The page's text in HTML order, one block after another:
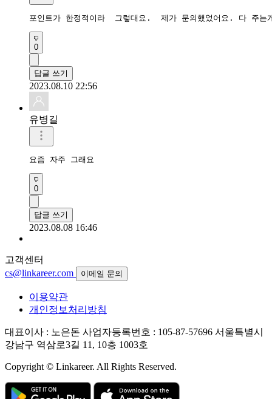
포인트가 한정적이라  그렇대요.  제가 문의했었어요. 다 주는
0
답글 쓰기
2023.08.10 22:56
유병길
요즘 자주 그래요
0
답글 쓰기
2023.08.08 16:46
고객센터
cs@linkareer.com
이메일 문의
이용약관
개인정보처리방침
대표이사 : 노은돈 사업자등록번호 : 105-87-57696 서울특별시
강남구 역삼로3길 11, 10층 1003호
Copyright © Linkareer. All Rights Reserved.